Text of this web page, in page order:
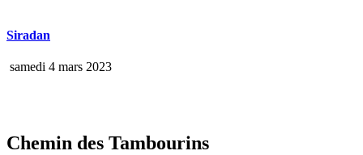
Siradan
samedi 4 mars 2023
Chemin des Tambourins